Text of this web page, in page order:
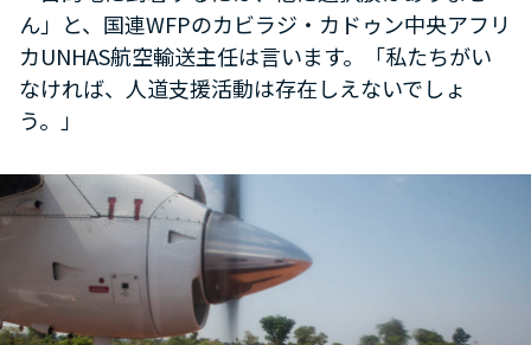
ん」と、国連WFPのカビラジ・カドゥン中央アフリ
カUNHAS航空輸送主任は言います。「私たちがい
なければ、人道支援活動は存在しえないでしょ
う。」